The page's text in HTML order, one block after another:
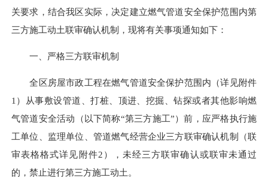
关要求，结合我区实际，决定建立燃气管道安全保护范围内第
三方施工动土联审确认机制，现将有关事项通知如下：
一、严格三方联审机制
全区房屋市政工程在燃气管道安全保护范围内（详见附件
1）从事敷设管道、打桩、顶进、挖掘、钻探或者其他影响燃
气管道安全活动（以下简称“第三方施工”）前，应严格执行施
工单位、监理单位、管道燃气经营企业三方联审确认机制（联
审表格格式详见附件2），未经三方联审确认或联审未通过
的，禁止进行第三方施工动土。